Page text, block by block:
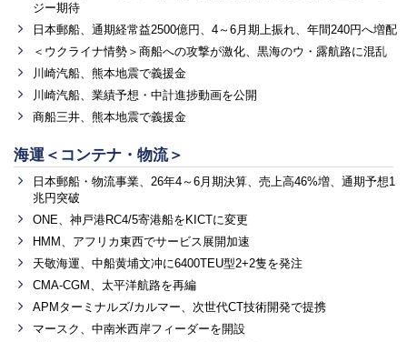
ジー期待
日本郵船、通期経常益2500億円、4～6月期上振れ、年間240円へ増配
＜ウクライナ情勢＞商船への攻撃が激化、黒海のウ・露航路に混乱
川崎汽船、熊本地震で義援金
川崎汽船、業績予想・中計進捗動画を公開
商船三井、熊本地震で義援金
海運＜コンテナ・物流＞
日本郵船・物流事業、26年4～6月期決算、売上高46%増、通期予想1
兆円突破
ONE、神戸港RC4/5寄港船をKICTに変更
HMM、アフリカ東西でサービス展開加速
天敬海運、中船黄埔文冲に6400TEU型2+2隻を発注
CMA-CGM、太平洋航路を再編
APMターミナルズ/カルマー、次世代CT技術開発で提携
マースク、中南米西岸フィーダーを開設